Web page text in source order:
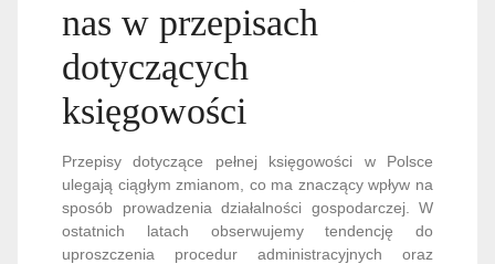
nas w przepisach
dotyczących
księgowości
Przepisy dotyczące pełnej księgowości w Polsce
ulegają ciągłym zmianom, co ma znaczący wpływ na
sposób prowadzenia działalności gospodarczej. W
ostatnich latach obserwujemy tendencję do
uproszczenia procedur administracyjnych oraz